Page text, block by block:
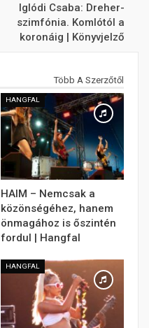
Iglódi Csaba: Dreher-
szimfónia. Komlótól a
koronáig | Könyvjelző
Több A Szerzőtől
HANGFAL
HAIM – Nemcsak a
közönségéhez, hanem
önmagához is őszintén
fordul | Hangfal
HANGFAL